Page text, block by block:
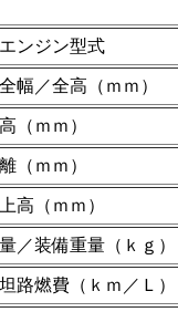
ンジン型式
幅／全高（ｍｍ）
（ｍｍ）
（ｍｍ）
高（ｍｍ）
／装備重量（ｋｇ）
路燃費（ｋｍ／Ｌ）